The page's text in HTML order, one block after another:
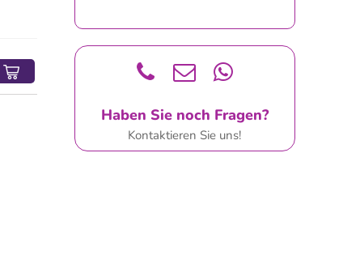
Haben Sie noch Fragen?
Kontaktieren Sie uns!